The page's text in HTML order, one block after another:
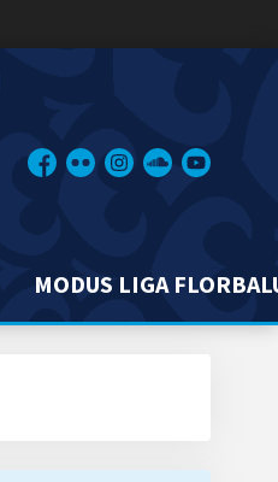
Facebook
FlickrInstagramSoundcloud
YouTube
MODUS LIGA